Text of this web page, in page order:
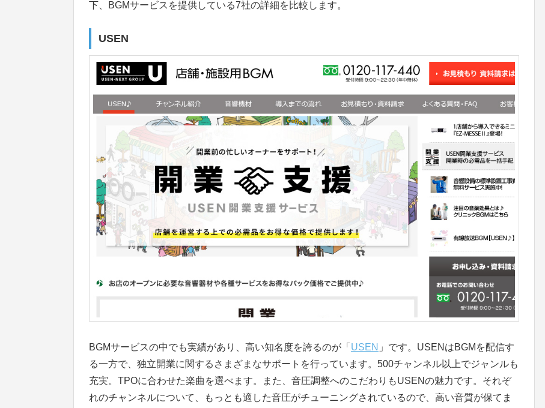
下、BGMサービスを提供している7社の詳細を比較します。
USEN
BGMサービスの中でも実績があり、高い知名度を誇るのが「 USEN 」です。USENはBGMを配信す
る一方で、独立開業に関するさまざまなサポートを行っています。500チャンネル以上でジャンルも
充実。TPOに合わせた楽曲を選べます。また、音圧調整へのこだわりもUSENの魅力です。それぞ
れのチャンネルについて、もっとも適した音圧がチューニングされているので、高い音質が保てま